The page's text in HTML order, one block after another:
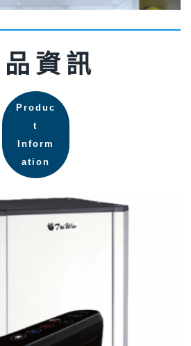
資訊
Produc
t
Inform
ation